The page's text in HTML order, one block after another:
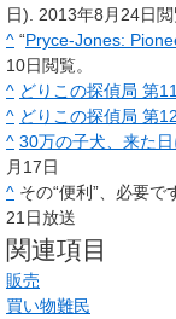
日). 2013年8月24日閲
^ “Pryce-Jones:
10日閲覧。
^ どりこの探偵局 第
^ どりこの探偵局 第
^ 30万の子犬、来た
月17日
^ その“便利”、必要
21日放送
関連項目
販売
買い物難民